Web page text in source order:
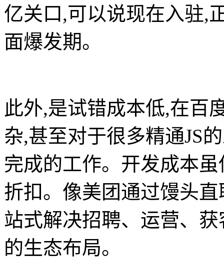
亿关口,可以说现在入驻,
面爆发期。
此外,是试错成本低,在百
杂,甚至对于很多精通JS
完成的工作。开发成本
折扣。像美团通过馒头
站式解决招聘、运营、
的生态布局。